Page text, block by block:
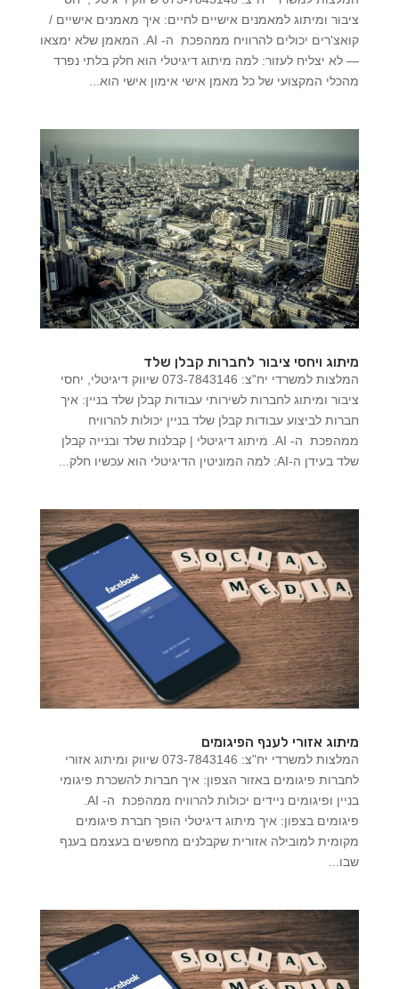
ציבור ומיתוג למאמנים אישיים לחיים: איך מאמנים אישיים /
קואצ'רים יכולים להרוויח ממהפכת ה- AI. המאמן שלא ימצאו
— לא יצליח לעזור: למה מיתוג דיגיטלי הוא חלק בלתי נפרד
מהכלי המקצועי של כל מאמן אישי אימון אישי הוא...
מיתוג ויחסי ציבור לחברות קבלן שלד
המלצות למשרדי יח"צ: 073-7843146 שיווק דיגיטלי, יחסי
ציבור ומיתוג לחברות לשירותי עבודות קבלן שלד בניין: איך
חברות לביצוע עבודות קבלן שלד בניין יכולות להרוויח
ממהפכת ה- AI. מיתוג דיגיטלי | קבלנות שלד ובנייה קבלן
שלד בעידן ה-AI: למה המוניטין הדיגיטלי הוא עכשיו חלק...
מיתוג אזורי לענף הפיגומים
המלצות למשרדי יח"צ: 073-7843146 שיווק ומיתוג אזורי
לחברות פיגומים באזור הצפון: איך חברות להשכרת פיגומי
בניין ופיגומים ניידים יכולות להרוויח ממהפכת ה- AI.
פיגומים בצפון: איך מיתוג דיגיטלי הופך חברת פיגומים
מקומית למובילה אזורית שקבלנים מחפשים בעצמם בענף
שבו...